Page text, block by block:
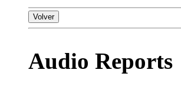
Volver
Audio Reports